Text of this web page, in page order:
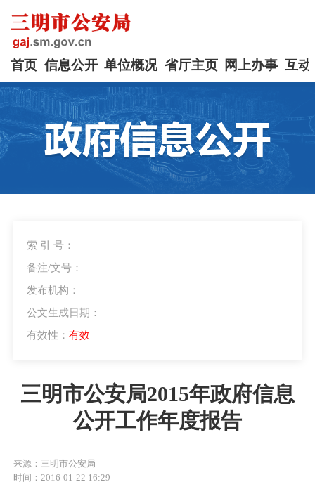
首页 信息公开 单位概况 省厅主页 网上办事 互动
索 引 号：
备注/文号：
发布机构：
公文生成日期：
有效性： 有效
三明市公安局2015年政府信息
公开工作年度报告
来源：三明市公安局
时间：2016-01-22 16:29